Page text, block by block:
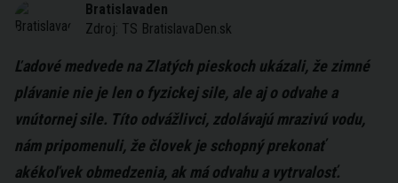
Bratislavaden
Zdroj: TS BratislavaDen.sk
Ľadové medvede na Zlatých pieskoch ukázali, že zimné
plávanie nie je len o fyzickej sile, ale aj o odvahe a
vnútornej sile. Títo odvážlivci, zdolávajú mrazivú vodu,
nám pripomenuli, že človek je schopný prekonať
akékoľvek obmedzenia, ak má odvahu a vytrvalosť.